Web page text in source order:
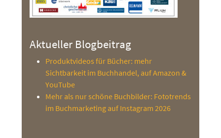
Aktueller Blogbeitrag
Produktvideos für Bücher: mehr
Sichtbarkeit im Buchhandel, auf Amazon &
YouTube
Mehr als nur schöne Buchbilder: Fototrends
im Buchmarketing auf Instagram 2026